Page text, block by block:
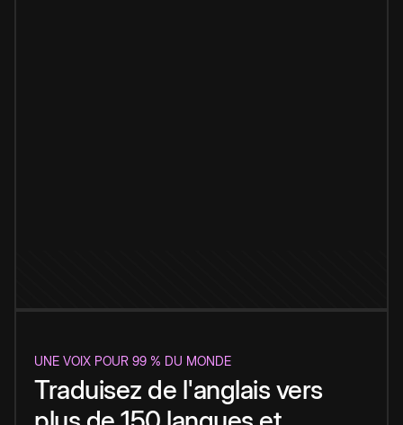
UNE VOIX POUR 99 % DU MONDE
Traduisez de l'anglais vers